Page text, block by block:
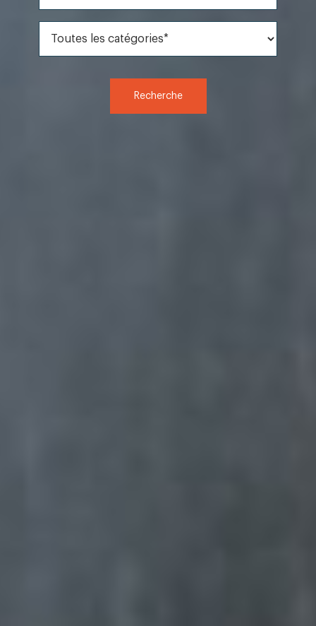
Toutes les catégories*
Recherche